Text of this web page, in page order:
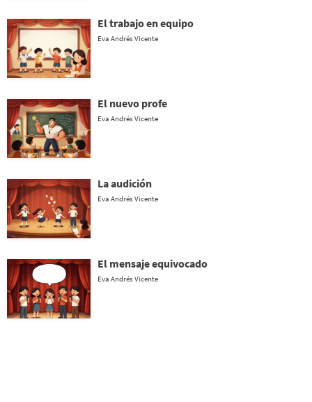
El trabajo en equipo
Eva Andrés Vicente
El nuevo profe
Eva Andrés Vicente
La audición
Eva Andrés Vicente
El mensaje equivocado
Eva Andrés Vicente